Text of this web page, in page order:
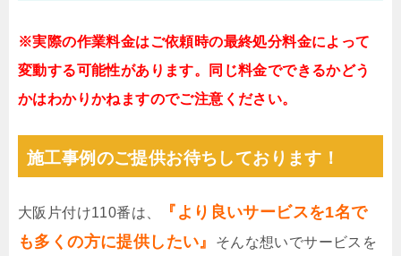
※実際の作業料金はご依頼時の最終処分料金によって
変動する可能性があります。同じ料金でできるかどう
かはわかりかねますのでご注意ください。
施工事例のご提供お待ちしております！
大阪片付け110番は、
『より良いサービスを1名で
も多くの方に提供したい』
そんな想いでサービスを